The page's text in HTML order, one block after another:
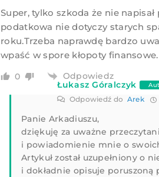
Super, tylko szkoda że nie napisał
podatkowa nie dotyczy starych
roku.Trzeba naprawdę bardzo
wpaść w spore kłopoty finansowe.
0
Odpowiedz
Łukasz Góralczyk
Odpowiedź do Arek
Panie Arkadiuszu,
dziękuję za uważne
i powiadomienie mnie o
Artykuł został uzupełniony o
i dokładnie opisuje poruszoną